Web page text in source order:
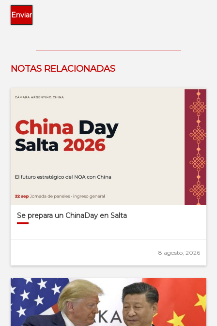
NOTAS RELACIONADAS
Se prepara un ChinaDay en Salta
8 agosto, 2026